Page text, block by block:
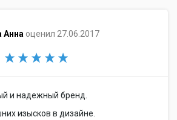
Анна оценил 27.06.2017
и надежный бренд.
изысков в дизайне.